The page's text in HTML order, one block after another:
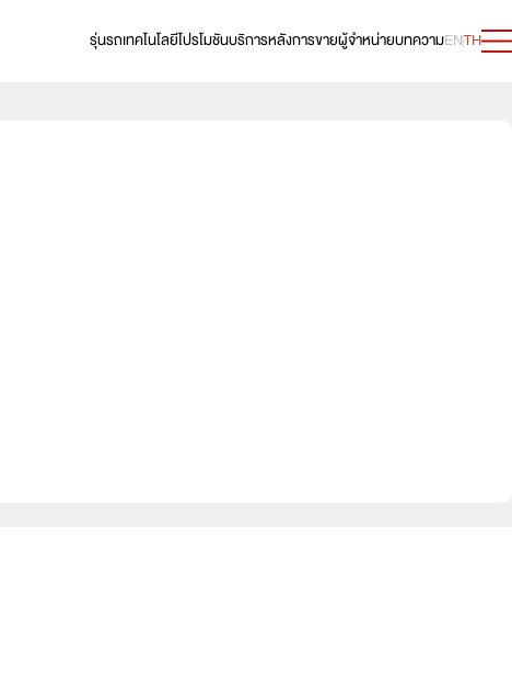
รุ่นรถเทคโนโลยีโปรโมชันบริการหลังการขายผู้จำหน่ายบทความENTH